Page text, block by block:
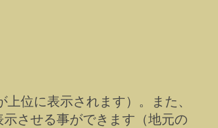
位に表示されます）。また、
させる事ができます（地元の